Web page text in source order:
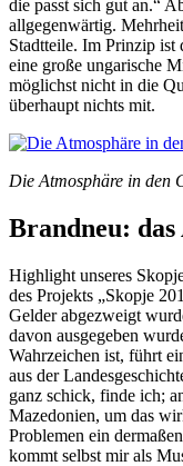
die passt sich gut an.“
allgegenwärtig.
Stadtteile. Im Prinzip ist
eine große ungarische
möglichst nicht in die
überhaupt nichts mit.
Die Atmosphäre in den
Brandneu:
Highlight unseres
des Projekts „Skopje
Gelder abgezweigt
davon ausgegeben
Wahrzeichen ist, führt
aus der
ganz schick, finde ich;
Mazedonien, um das
Problemen ein
kommt selbst mir als